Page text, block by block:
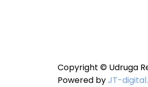
Copyright © Udruga
Powered byJT-digital.